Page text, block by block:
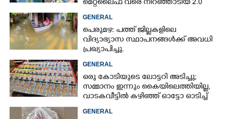
മെറ്റ്‌ലൈഫ് വരെ നിറഞ്ഞാടിയ 2.0
GENERAL
പെരുമഴ: പത്ത് ജില്ലകളിലെ
വിദ്യാഭ്യാസ സ്ഥാപനങ്ങൾക്ക് അവധി
പ്രഖ്യാപിച്ചു.
GENERAL
ഒരു കോടിയുടെ ലോട്ടറി അടിച്ചു;
സമ്മാനം ഇന്നും കൈയിലെത്തിയില്ല,
വാടകവീട്ടിൽ കഴിഞ്ഞ് ഓട്ടോ ഓടിച്ച്
GENERAL
Share this link